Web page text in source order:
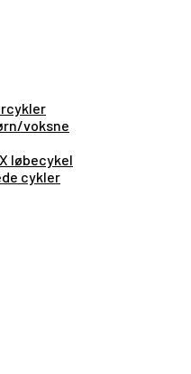
voksne
løbecykel
cykler